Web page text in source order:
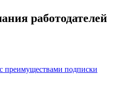
работодателей
преимуществами подписки